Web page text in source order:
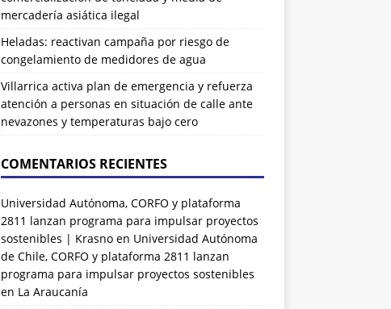
mercadería asiática ilegal
Heladas: reactivan campaña por riesgo de
congelamiento de medidores de agua
Villarrica activa plan de emergencia y refuerza
atención a personas en situación de calle ante
nevazones y temperaturas bajo cero
COMENTARIOS RECIENTES
Universidad Autónoma, CORFO y plataforma
2811 lanzan programa para impulsar proyectos
sostenibles | Krasnoen Universidad Autónoma
de Chile, CORFO y plataforma 2811 lanzan
programa para impulsar proyectos sostenibles
en La Araucanía